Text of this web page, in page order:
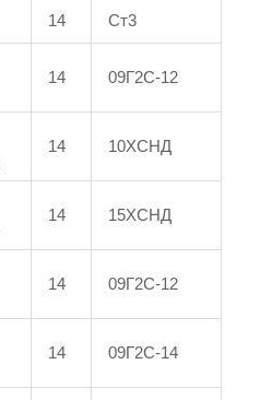
14 Ст3
14 09Г2С-12
14 10ХСНД
14 15ХСНД
14 09Г2С-12
14 09Г2С-14